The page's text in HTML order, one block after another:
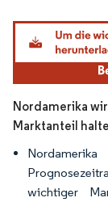
Bild © Mordor
Nordamerika
Marktanteil
wichtiger